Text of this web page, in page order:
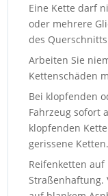
Eine Kette darf
oder mehrere
des
Arbeiten Sie
Kettenschäden
Bei klopfenden
Fahrzeug sofort
klopfenden
gerissene Ketten.
Reifenketten
Straßenhaftung.